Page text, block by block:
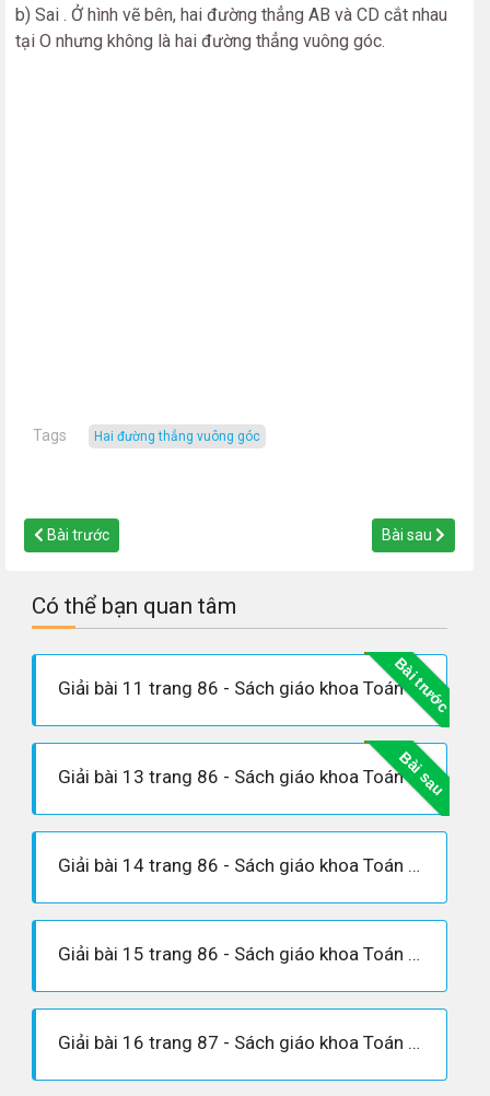
b) Sai . Ở hình vẽ bên, hai đường thẳng AB và CD cắt nhau
tại O nhưng không là hai đường thẳng vuông góc.
Tags hai đường thẳng vuông góc
Bài trước Bài sau
Có thể bạn quan tâm
Bài trước
Giải bài 11 trang 86 - Sách giáo khoa Toán 7 tập 1
Bài sau
Giải bài 13 trang 86 - Sách giáo khoa Toán 7 tập 1
Giải bài 14 trang 86 - Sách giáo khoa Toán 7 tập 1
Giải bài 15 trang 86 - Sách giáo khoa Toán 7 tập 1
Giải bài 16 trang 87 - Sách giáo khoa Toán 7 tập 1